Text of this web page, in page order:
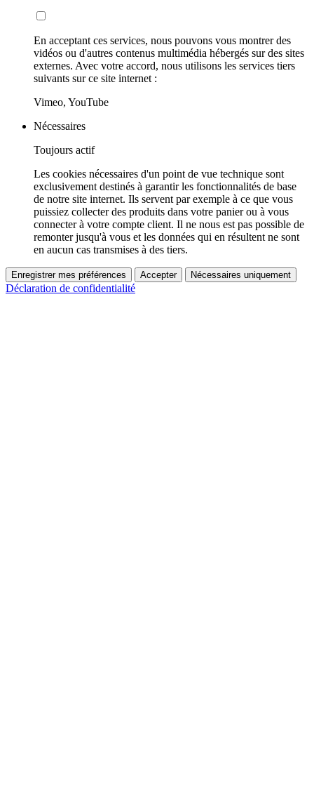
En acceptant ces services, nous pouvons vous montrer des
vidéos ou d'autres contenus multimédia hébergés sur des sites
externes. Avec votre accord, nous utilisons les services tiers
suivants sur ce site internet :
Vimeo, YouTube
Nécessaires
Toujours actif
Les cookies nécessaires d'un point de vue technique sont
exclusivement destinés à garantir les fonctionnalités de base
de notre site internet. Ils servent par exemple à ce que vous
puissiez collecter des produits dans votre panier ou à vous
connecter à votre compte client. Il ne nous est pas possible de
remonter jusqu'à vous et les données qui en résultent ne sont
en aucun cas transmises à des tiers.
Enregistrer mes préférences Accepter Nécessaires uniquement
Déclaration de confidentialité